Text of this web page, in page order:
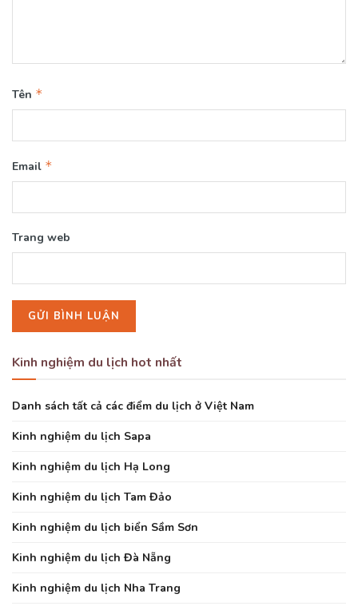
Tên *
Email *
Trang web
Kinh nghiệm du lịch hot nhất
Danh sách tất cả các điểm du lịch ở Việt Nam
Kinh nghiệm du lịch Sapa
Kinh nghiệm du lịch Hạ Long
Kinh nghiệm du lịch Tam Đảo
Kinh nghiệm du lịch biển Sầm Sơn
Kinh nghiệm du lịch Đà Nẵng
Kinh nghiệm du lịch Nha Trang